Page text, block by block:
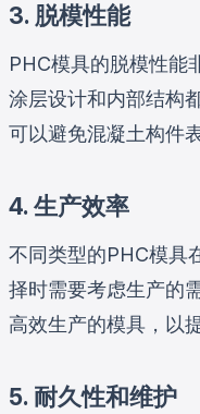
3. 脱模性能
PHC模具的脱模性能
涂层设计和内部结构
可以避免混凝土构件
4. 生产效率
不同类型的PHC模具
择时需要考虑生产的
高效生产的模具，以
5. 耐久性和维护